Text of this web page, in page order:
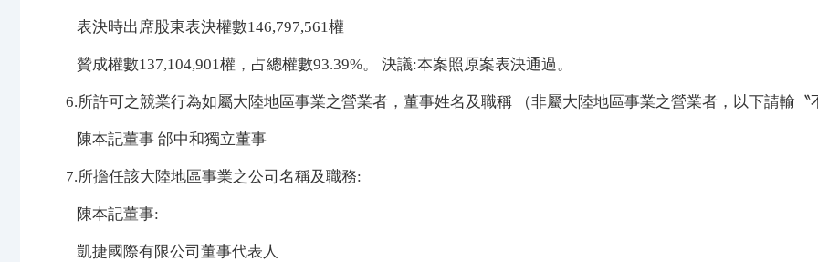
表決時出席股東表決權數146,797,561權
贊成權數137,104,901權，占總權數93.39%。 決議:本案照原案表決通過。
6.所許可之競業行為如屬大陸地區事業之營業者，董事姓名及職稱 （非屬大陸地區事業之營業者，以下請輸〝
陳本記董事 邰中和獨立董事
7.所擔任該大陸地區事業之公司名稱及職務:
陳本記董事:
凱捷國際有限公司董事代表人